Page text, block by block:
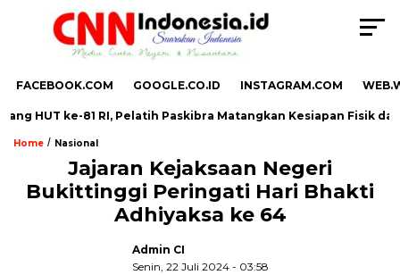
FACEBOOK.COM GOOGLE.CO.ID INSTAGRAM.COM
ke-81 RI, Pelatih Paskibra Matangkan Kesiapan Fisik dan
Home / Nasional
Jajaran Kejaksaan Negeri
Bukittinggi Peringati Hari Bhakti
Adhiyaksa ke 64
Admin CI
Senin, 22 Juli 2024 - 03:58
,